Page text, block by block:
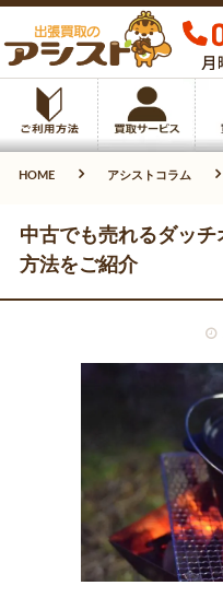
HOME アシストコラム
中古でも売れるダッ
方法をご紹介